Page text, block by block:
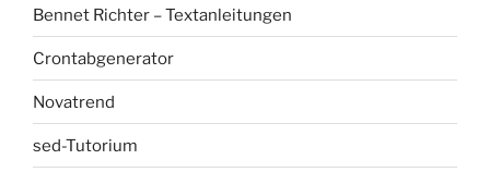
Bennet Richter – Textanleitungen
Crontabgenerator
Novatrend
sed-Tutorium